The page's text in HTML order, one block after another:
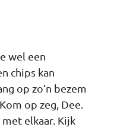
wel een
chips kan
op zo’n bezem
op zeg, Dee.
elkaar. Kijk